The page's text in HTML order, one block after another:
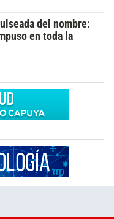
del nombre:
en toda la